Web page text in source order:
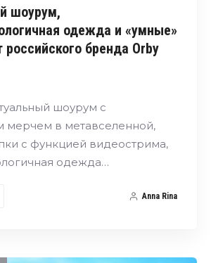
шоурум,
одежда и «умные»
российского бренда Orby
шоурум с
мерчем в метавселенной,
с функцией видеострима,
одежда…
Anna Rina